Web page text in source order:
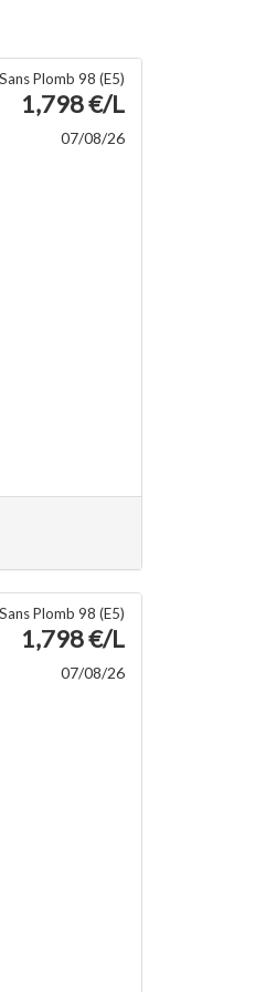
Sans Plomb 98 (E5)
1,798 €/L
07/08/26
Sans Plomb 98 (E5)
1,798 €/L
07/08/26